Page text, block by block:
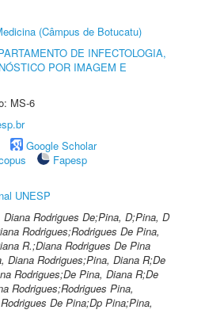
(Câmpus de Botucatu)
DE INFECTOLOGIA,
POR IMAGEM E
MS-6
Google Scholar
Fapesp
UNESP
Diana Rodrigues De;Pina, D;Pina, D
Rodrigues;Rodrigues De Pina,
R.;Diana Rodrigues De Pina
Diana Rodrigues;Pina, Diana R;De
Rodrigues;De Pina, Diana R;De
Rodrigues;Rodrigues Pina,
De Pina;Dp Pina;Pina,